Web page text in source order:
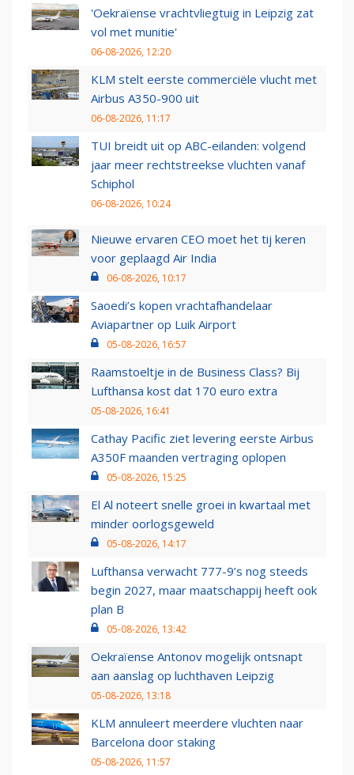
'Oekraïense vrachtvliegtuig in Leipzig zat
vol met munitie'
06-08-2026, 12:20
KLM stelt eerste commerciële vlucht met
Airbus A350-900 uit
06-08-2026, 11:17
TUI breidt uit op ABC-eilanden: volgend
jaar meer rechtstreekse vluchten vanaf
Schiphol
06-08-2026, 10:24
Nieuwe ervaren CEO moet het tij keren
voor geplaagd Air India
06-08-2026, 10:17
Saoedi’s kopen vrachtafhandelaar
Aviapartner op Luik Airport
05-08-2026, 16:57
Raamstoeltje in de Business Class? Bij
Lufthansa kost dat 170 euro extra
05-08-2026, 16:41
Cathay Pacific ziet levering eerste Airbus
A350F maanden vertraging oplopen
05-08-2026, 15:25
El Al noteert snelle groei in kwartaal met
minder oorlogsgeweld
05-08-2026, 14:17
Lufthansa verwacht 777-9’s nog steeds
begin 2027, maar maatschappij heeft ook
plan B
05-08-2026, 13:42
Oekraïense Antonov mogelijk ontsnapt
aan aanslag op luchthaven Leipzig
05-08-2026, 13:18
KLM annuleert meerdere vluchten naar
Barcelona door staking
05-08-2026, 11:57